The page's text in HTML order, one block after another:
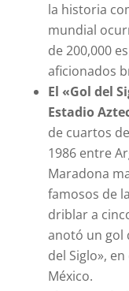
la historia
mundial
de 200,000
aficionados
El «Gol del
Estadio
de cuartos
1986 entre
Maradona
famosos de
driblar a
anotó un gol
del Siglo»,
México.